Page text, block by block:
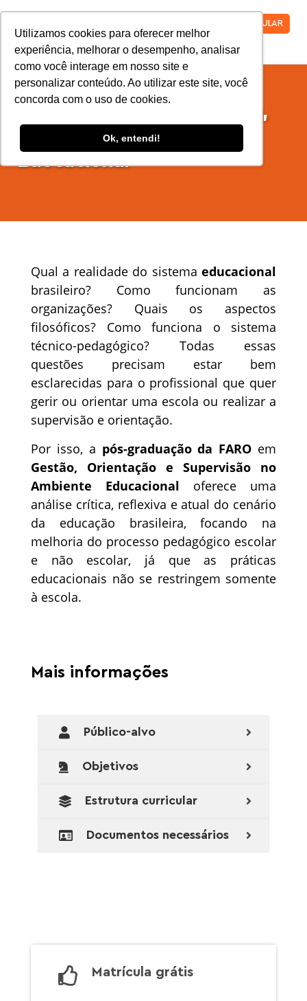
Utilizamos cookies para oferecer melhor
experiência, melhorar o desempenho, analisar
como você interage em nosso site e
personalizar conteúdo. Ao utilizar este site, você
concorda com o uso de cookies.
Ok, entendi!
VESTIBULAR
Pós-graduação em Gestão,
Orientação e Supervisão
Educacional
Qual a realidade do sistema educacional
brasileiro? Como funcionam as
organizações? Quais os aspectos
filosóficos? Como funciona o sistema
técnico-pedagógico? Todas essas
questões precisam estar bem
esclarecidas para o profissional que quer
gerir ou orientar uma escola ou realizar a
supervisão e orientação.
Por isso, a pós-graduação da FARO em
Gestão, Orientação e Supervisão no
Ambiente Educacional oferece uma
análise crítica, reflexiva e atual do cenário
da educação brasileira, focando na
melhoria do processo pedagógico escolar
e não escolar, já que as práticas
educacionais não se restringem somente
à escola.
Mais informações
Público-alvo
Objetivos
Estrutura curricular
Documentos necessários
Matrícula grátis